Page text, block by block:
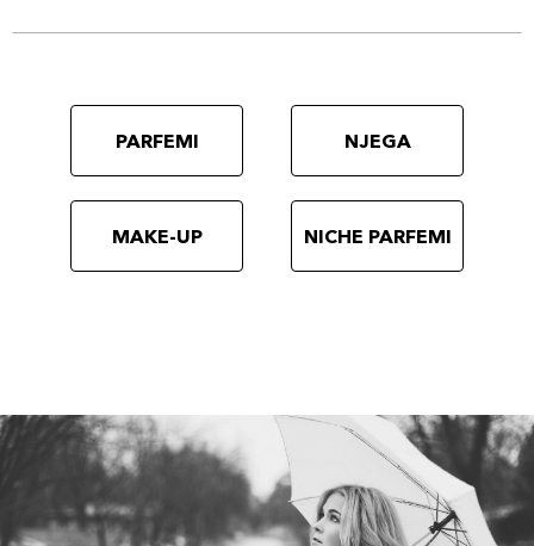
PARFEMI NJEGA
MAKE-UP NICHE PARFEMI